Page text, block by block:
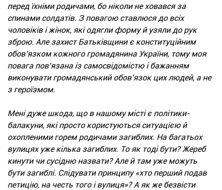
перед їхніми родичами, бо ніколи не ховався за
спинами солдатів. З повагою ставлюся до всіх
чоловіків і жінок, які одягли форму й узяли до рук
зброю. Але захист Батьківщини є конституційним
обов’язком кожного громадянина України, тому моя
повага пов’язана із самосвідомістю і бажанням
виконувати громадянський обов’язок цих людей, а не
з героїзмом.
Мені дуже шкода, що в нашому місті є політики-
балакуни, які просто користуються ситуацією й
охопленими горем родичами загиблих. На багатьох
вулицях уже кілька загиблих. То як тоді бути? Жереб
кинути чи сусідню назвати? Але й там уже можуть
бути загиблі. Слідувати принципу «хто перший подав
петицію, на честь того і вулиця»? А як же безвісти